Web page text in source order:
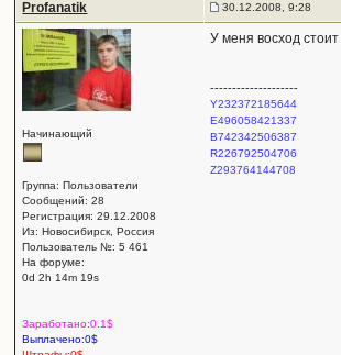
Profanatik 30.12.2008, 9:28
Начинающий
Группа: Пользователи
Сообщений: 28
Регистрация: 29.12.2008
Из: Новосибирск, Россия
Пользователь №: 5 461
На форуме:
0d 2h 14m 19s
Заработано:0.1$
Выплачено:0$
У меня восход
--------------------
Y232372185644
E496058421337
B742342506387
R226792504706
Z293764144708